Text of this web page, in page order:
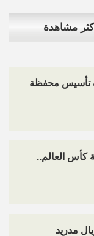
مشاهدة
تأسيس محفظة
كأس العالم..
مدريد